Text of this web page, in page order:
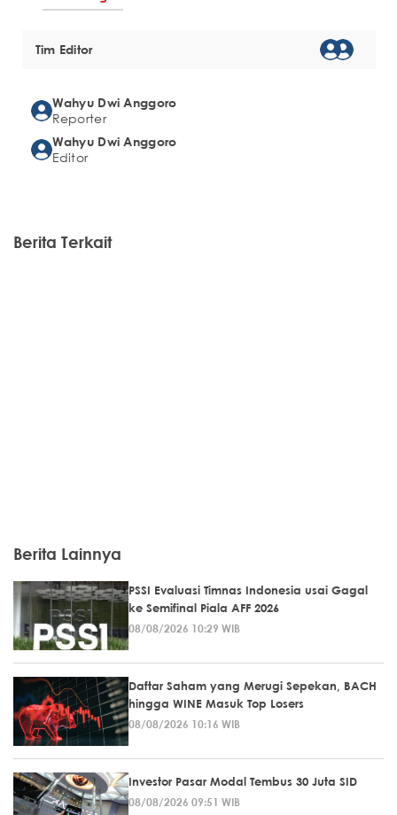
Tim Editor
Wahyu Dwi Anggoro
Reporter
Wahyu Dwi Anggoro
Editor
Berita Terkait
Berita Lainnya
PSSI Evaluasi Timnas Indonesia usai Gagal
ke Semifinal Piala AFF 2026
08/08/2026 10:29 WIB
Daftar Saham yang Merugi Sepekan, BACH
hingga WINE Masuk Top Losers
08/08/2026 10:16 WIB
Investor Pasar Modal Tembus 30 Juta SID
08/08/2026 09:51 WIB